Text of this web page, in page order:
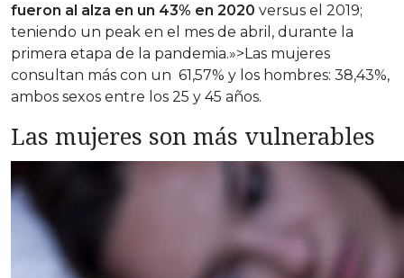
fueron al alza en un 43% en 2020 versus el 2019;
teniendo un peak en el mes de abril, durante la
primera etapa de la pandemia.»>Las mujeres
consultan más con un 61,57% y los hombres: 38,43%,
ambos sexos entre los 25 y 45 años.
Las mujeres son más vulnerables